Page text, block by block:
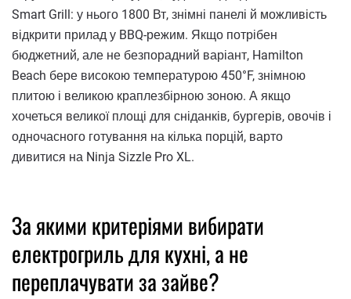
Smart Grill: у нього 1800 Вт, знімні панелі й можливість
відкрити прилад у BBQ-режим. Якщо потрібен
бюджетний, але не безпорадний варіант, Hamilton
Beach бере високою температурою 450°F, знімною
плитою і великою краплезбірною зоною. А якщо
хочеться великої площі для сніданків, бургерів, овочів і
одночасного готування на кілька порцій, варто
дивитися на Ninja Sizzle Pro XL.
За якими критеріями вибирати
електрогриль для кухні, а не
переплачувати за зайве?